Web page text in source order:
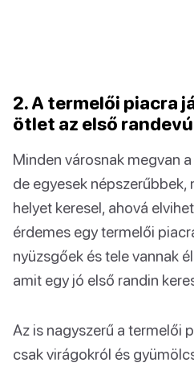
2. A termelői piacra
ötlet az első
Minden városnak megvan
de egyesek népszerűbbek,
helyet keresel, ahová
érdemes egy termelői
nyüzsgőek és tele vannak
amit egy jó első randin
Az is nagyszerű a termelői
csak virágokról és